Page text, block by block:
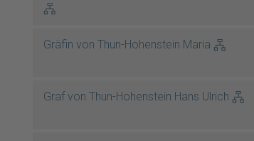
Gräfin von Thun-Hohenstein Maria
Graf von Thun-Hohenstein Hans Ulrich